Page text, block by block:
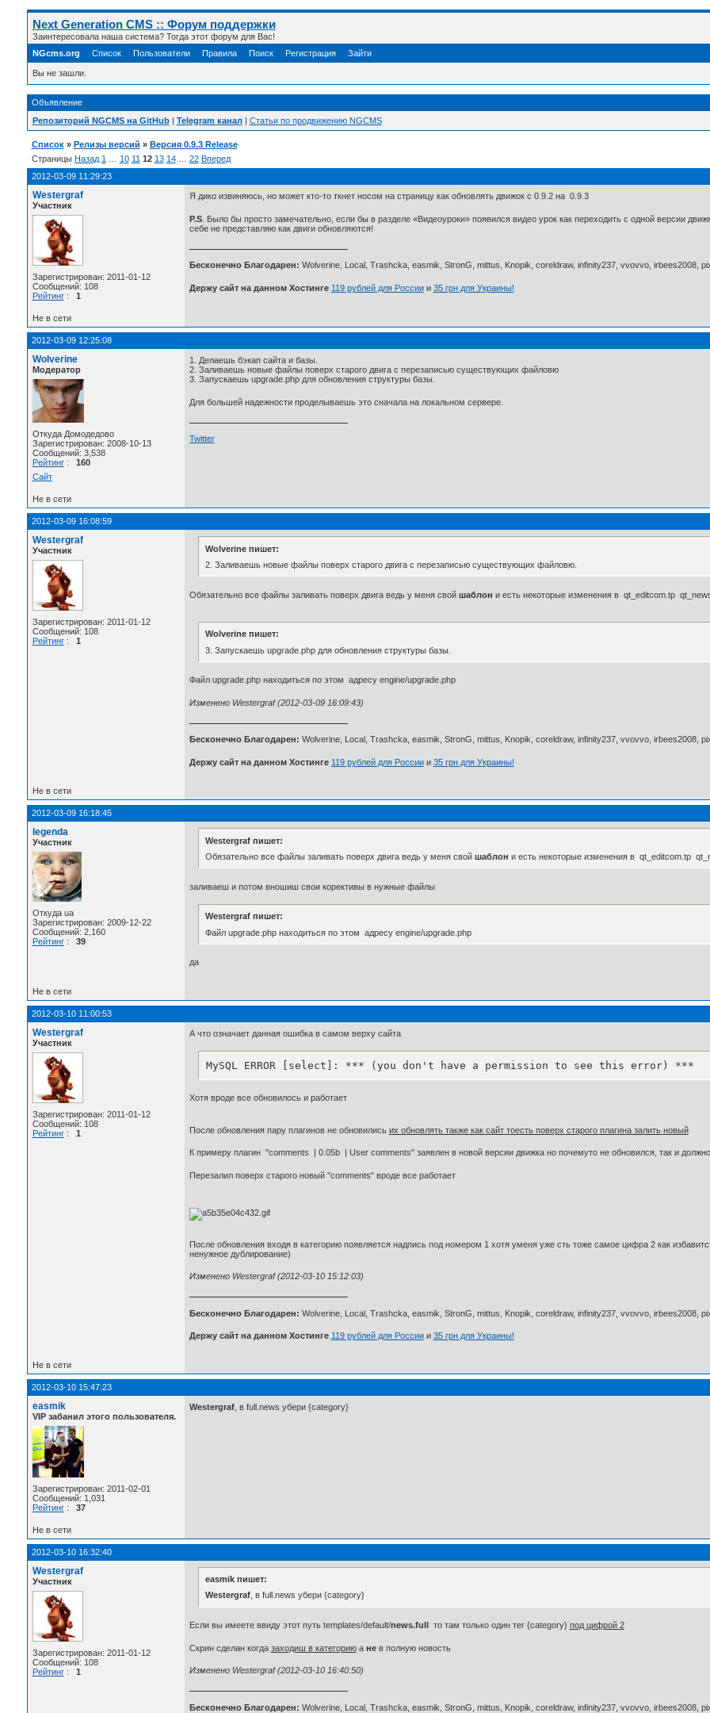
Next Generation CMS :: Форум поддержки
Заинтересовала наша система? Тогда этот форум для Вас!
NGcms.org
Список Пользователи Правила Поиск Регистрация Зайти
Вы не зашли.
Объявление
Репозиторий NGCMS на GitHub| Telegram канал| Статьи по продвижению NGCMS
Список » Релизы версий » Версия 0.9.3 Release
Страницы Назад 1 10 11 12 13 14 22 Вперед
2012-03-09 11:29:23
Westergraf
Участник
Зарегистрирован: 2011-01-12
Сообщений: 108
Рейтинг: 1
Я дико извиняюсь, но может кто-то ткнет носом на страницу как обновлять движок с 0.9.2 на 0.9.3
P.S. Было бы просто замечательно, если бы в разделе «Видеоуроки» появился видео урок как переходить с одной версии
себе не представляю как двиги обновляются!
Бесконечно Благодарен: Wolverine, Local, Trashcka, easmik, StronG, mittus, Knopik, coreldraw, infinity237, vvovvo, irbees2008,
Держу сайт на данном Хостинге 119 рублей для Россиии 35 грн для Украины!
Не в сети
2012-03-09 12:25:08
Wolverine
Модератор
Откуда Домодедово
Зарегистрирован: 2008-10-13
Сообщений: 3,538
Рейтинг: 160
Сайт
1. Делаешь бэкап сайта и базы.
2. Заливаешь новые файлы поверх старого двига с перезаписью существующих файловю
3. Запускаешь upgrade.php для обновления структуры базы.
Для большей надежности проделываешь это сначала на локальном сервере.
Twitter
Не в сети
2012-03-09 16:08:59
Westergraf
Участник
Зарегистрирован: 2011-01-12
Сообщений: 108
Рейтинг: 1
Wolverine пишет:
2. Заливаешь новые файлы поверх старого двига с перезаписью существующих файловю.
Обязательно все файлы заливать поверх двига ведь у меня свой шаблон и есть некоторые изменения в qt_editcom.tp
Wolverine пишет:
3. Запускаешь upgrade.php для обновления структуры базы.
Файл upgrade.php находиться по этом адресу engine/upgrade.php
Изменено Westergraf (2012-03-09 16:09:43)
Бесконечно Благодарен: Wolverine, Local, Trashcka, easmik, StronG, mittus, Knopik, coreldraw, infinity237, vvovvo, irbees2008,
Держу сайт на данном Хостинге 119 рублей для Россиии 35 грн для Украины!
Не в сети
2012-03-09 16:18:45
legenda
Участник
Откуда ua
Зарегистрирован: 2009-12-22
Сообщений: 2,160
Рейтинг: 39
Westergraf пишет:
Обязательно все файлы заливать поверх двига ведь у меня свой шаблон и есть некоторые изменения в qt_editcom.tp
заливаеш и потом вношиш свои корективы в нужные файлы
Westergraf пишет:
Файл upgrade.php находиться по этом адресу engine/upgrade.php
да
Не в сети
2012-03-10 11:00:53
Westergraf
Участник
Зарегистрирован: 2011-01-12
Сообщений: 108
Рейтинг: 1
А что означает данная ошибка в самом верху сайта
MySQL ERROR [select]: *** (you don't have a permission to see this error) ***
Хотя вроде все обновилось и работает
После обновления пару плагинов не обновились их обновлять также как сайт тоесть поверх старого плагина залить новый
К примеру плагин "comments | 0.05b | User comments" заявлен в новой версии движка но почемуто не обновился, так и
Перезалил поверх старого новый "comments" вроде все работает
После обновления входя в категорию появляется надпись под номером 1 хотя уменя уже сть тоже самое цифра 2 как
ненужное дублирование)
Изменено Westergraf (2012-03-10 15:12:03)
Бесконечно Благодарен: Wolverine, Local, Trashcka, easmik, StronG, mittus, Knopik, coreldraw, infinity237, vvovvo, irbees2008,
Держу сайт на данном Хостинге 119 рублей для Россиии 35 грн для Украины!
Не в сети
2012-03-10 15:47:23
easmik
VIP забанил этого пользователя.
Зарегистрирован: 2011-02-01
Сообщений: 1,031
Рейтинг: 37
Westergraf, в full.news убери {category}
Не в сети
2012-03-10 16:32:40
Westergraf
Участник
Зарегистрирован: 2011-01-12
Сообщений: 108
Рейтинг: 1
easmik пишет:
Westergraf, в full.news убери {category}
Если вы имеете ввиду этот путь templates/default/news.fullто там только один тег {category} под цифрой 2
Скрин сделан когда заходиш в категориюа нев полную новость
Изменено Westergraf (2012-03-10 16:40:50)
Бесконечно Благодарен: Wolverine, Local, Trashcka, easmik, StronG, mittus, Knopik, coreldraw, infinity237, vvovvo, irbees2008,